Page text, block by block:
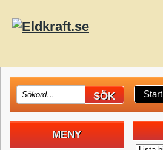
Start
MENY